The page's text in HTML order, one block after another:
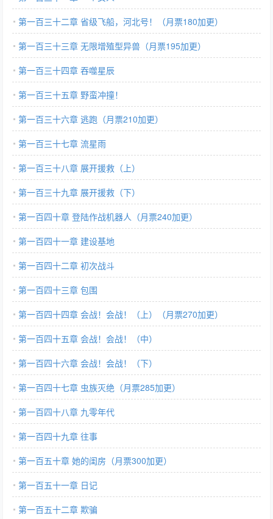
第一百三十二章 省级飞船，河北号！（月票180加更）
第一百三十三章 无限增殖型异兽（月票195加更）
第一百三十四章 吞噬星辰
第一百三十五章 野蛮冲撞！
第一百三十六章 逃跑（月票210加更）
第一百三十七章 流星雨
第一百三十八章 展开援救（上）
第一百三十九章 展开援救（下）
第一百四十章 登陆作战机器人（月票240加更）
第一百四十一章 建设基地
第一百四十二章 初次战斗
第一百四十三章 包围
第一百四十四章 会战！会战！（上）（月票270加更）
第一百四十五章 会战！会战！（中）
第一百四十六章 会战！会战！（下）
第一百四十七章 虫族灭绝（月票285加更）
第一百四十八章 九零年代
第一百四十九章 往事
第一百五十章 她的闺房（月票300加更）
第一百五十一章 日记
第一百五十二章 欺骗